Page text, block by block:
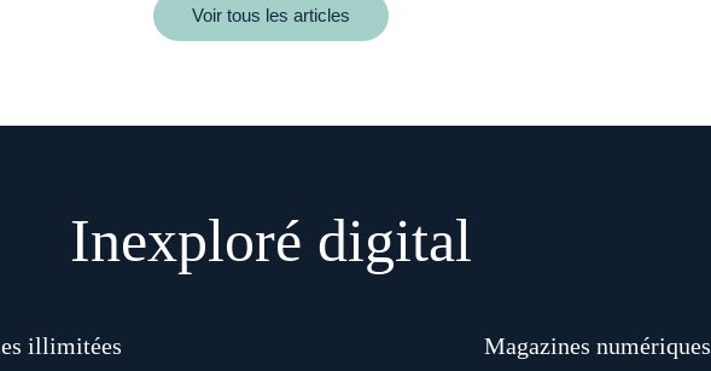
Voir tous les articles
Inexploré digital
illimitées Magazines numériques